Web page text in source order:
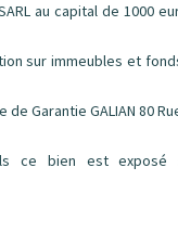
au capital de 1000
sur immeubles et
Garantie GALIAN 80
ce bien est